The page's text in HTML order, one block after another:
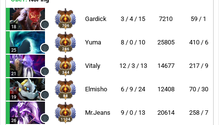
18 706
Gardick 3 / 4 / 15 7210 59 / 1
25 286
Yuma 8 / 0 / 10 25805 410 / 6
21 344
Vitaly 12 / 3 / 13 14677 217 / 9
19 88
Elmisho 6 / 9 / 24 12408 70 / 30
26 1104
Mr.Jeans 9 / 0 / 13 20614 258 / 7